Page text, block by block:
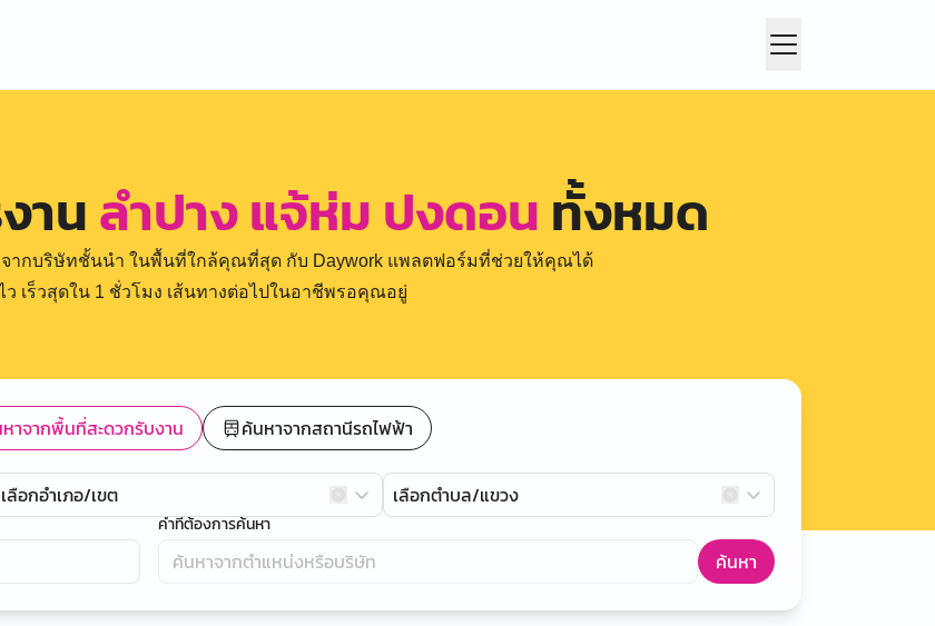
านลำปาง แจ้ห่ม ปงดอน ทั้งหมด
ากบริษัทชั้นนำ ในพื้นที่ใกล้คุณที่สุด กับ Daywork แพลตฟอร์มที่ช่วยให้คุณได้
ว เร็วสุดใน 1 ชั่วโมง เส้นทางต่อไปในอาชีพรอคุณอยู่
าจากพื้นที่สะดวกรับงาน ค้นหาจากสถานีรถไฟฟ้า
เลือกอำเภอ/เขต เลือกตำบล/แขวง
คำที่ต้องการค้นหา
ค้นหา